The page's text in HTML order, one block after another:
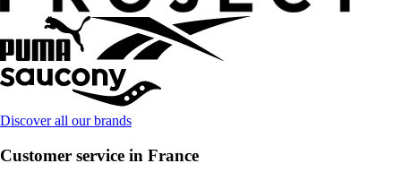
Discover all our brands
Customer service in France